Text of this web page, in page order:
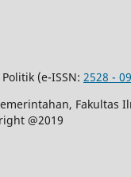
(e-ISSN: 2528 -
Fakultas
@2019